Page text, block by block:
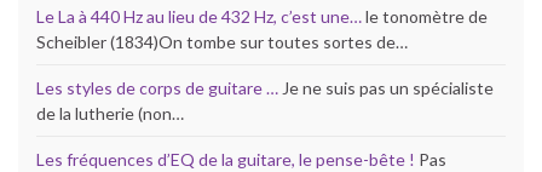
Le La à 440 Hz au lieu de 432 Hz, c’est une…le tonomètre de
Scheibler (1834)On tombe sur toutes sortes de…
Les styles de corps de guitare … Je ne suis pas un spécialiste
de la lutherie (non…
Les fréquences d’EQ de la guitare, le pense-bête ! Pas